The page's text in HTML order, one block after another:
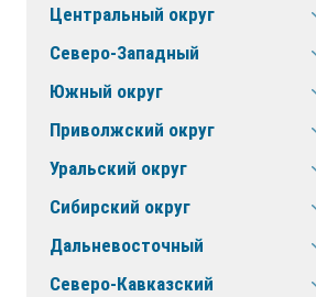
Центральный округ
Северо-Западный
Южный округ
Приволжский округ
Уральский округ
Сибирский округ
Дальневосточный
Северо-Кавказский